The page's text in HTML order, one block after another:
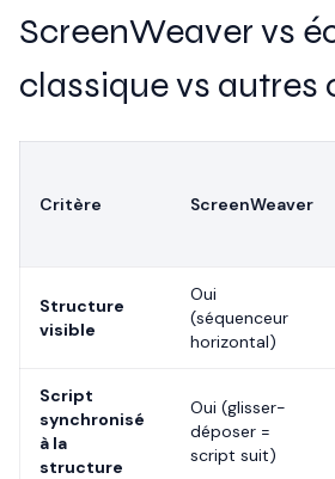
ScreenWeaver vs
classique vs autres
Critère ScreenWeaver
Structure
visible
Oui
(séquenceur
horizontal)
Script
synchronisé
à la
structure
Oui (glisser-
déposer =
script suit)